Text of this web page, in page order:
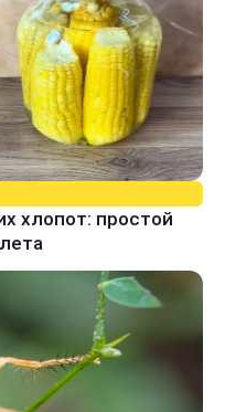
хлопот: простой